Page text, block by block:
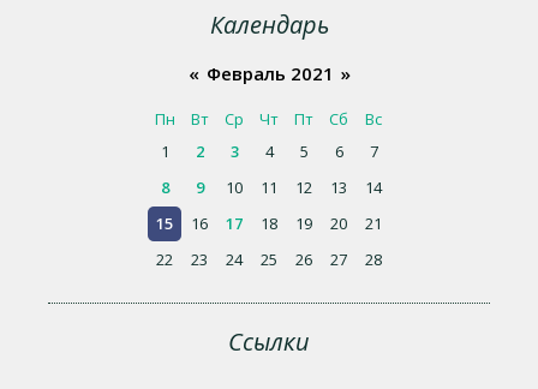
Календарь
« Февраль 2021 »
Пн Вт Ср Чт Пт Сб
Вс
1
2 3 4 5 6
7
8
9 10 11 12 13
14
15
16 17 18 19 20
21
22
23 24 25 26 27 28
Ссылки